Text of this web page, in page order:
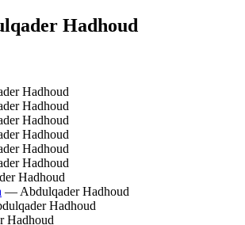
Hadhoud
Hadhoud
Hadhoud
Hadhoud
Hadhoud
Hadhoud
Hadhoud
Hadhoud
— Abdulqader Hadhoud
Hadhoud
Hadhoud